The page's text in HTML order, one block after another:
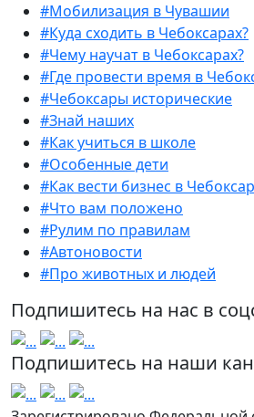
#Мобилизация в Чувашии
#Куда сходить в Чебоксарах?
#Чему научат в Чебоксарах?
#Где провести время в
#Чебоксары исторические
#Знай наших
#Как учиться в школе
#Особенные дети
#Как вести бизнес в
#Что вам положено
#Рулим по правилам
#Автоновости
#Про животных и людей
Подпишитесь на нас в
Подпишитесь на наши